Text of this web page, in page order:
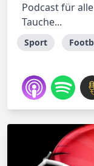
Podcast für
Tauche...
Sport